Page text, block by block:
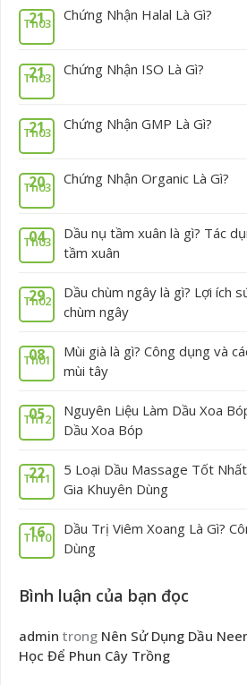
21
Th03 Chứng Nhận Halal Là Gì?
21
Th03 Chứng Nhận ISO Là Gì?
21
Th03 Chứng Nhận GMP Là Gì?
20
Th03 Chứng Nhận Organic Là Gì?
04
Th03
Dầu nụ tầm xuân là gì? Tác
tầm xuân
29
Th02
Dầu chùm ngây là gì? Lợi ích
chùm ngây
08
Th01
Mùi già là gì? Công dụng và
mùi tây
05
Th12
Nguyên Liệu Làm Dầu Xoa
Dầu Xoa Bóp
22
Th11
5 Loại Dầu Massage Tốt
Gia Khuyên Dùng
16
Th10
Dầu Trị Viêm Xoang Là Gì?
Dùng
Bình luận của bạn đọc
admin trong Nên Sử Dụng Dầu
Học Để Phun Cây Trồng